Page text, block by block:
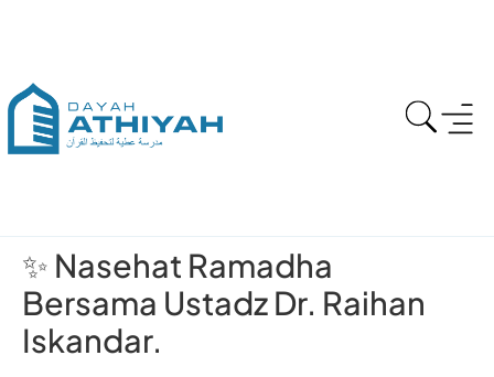
✨ Nasehat Ramadha
Bersama Ustadz Dr. Raihan
Iskandar.